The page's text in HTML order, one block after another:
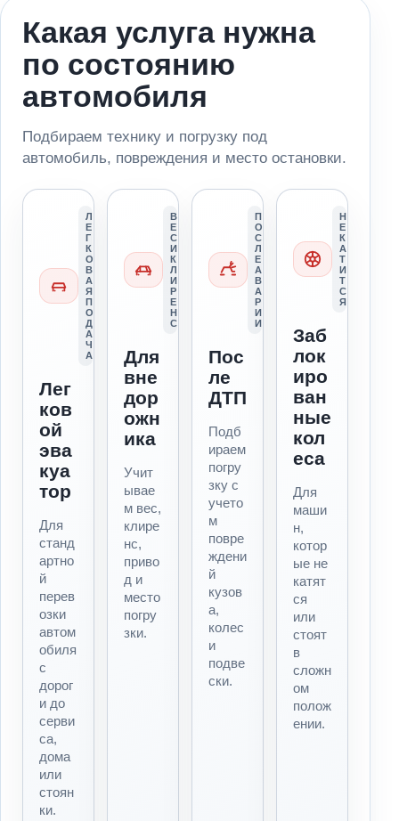
Какая услуга нужна
по состоянию
автомобиля
Подбираем технику и погрузку под
автомобиль, повреждения и место остановки.
Л
Е
Г
К
О
В
А
Я
П
О
Д
А
Ч
А
Лег
ков
ой
эва
куа
тор
Для
станд
артно
й
перев
озки
автом
обиля
с
дорог
и до
серви
са,
дома
или
стоян
ки.
В
Е
С
И
К
Л
И
Р
Е
Н
С
Для
вне
дор
ожн
ика
Учит
ывае
м вес,
клире
нс,
приво
д и
место
погру
зки.
П
О
С
Л
Е
А
В
А
Р
И
И
Пос
ле
ДТП
Подб
ираем
погру
зку с
учето
м
повре
ждени
й
кузов
а,
колес
и
подве
ски.
Н
Е
К
А
Т
И
Т
С
Я
Заб
лок
иро
ван
ные
кол
еса
Для
маши
н,
котор
ые не
катят
ся
или
стоят
в
сложн
ом
полож
ении.